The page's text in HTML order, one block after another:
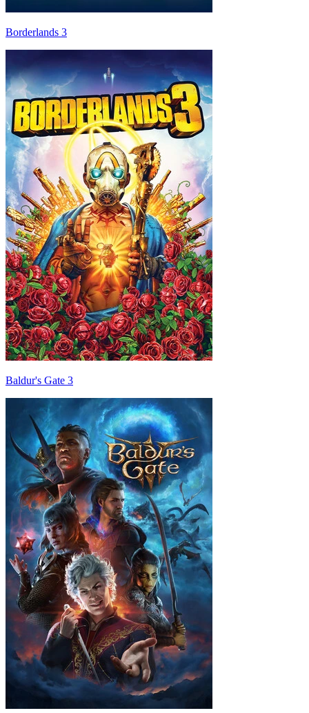
Borderlands 3
Baldur's Gate 3